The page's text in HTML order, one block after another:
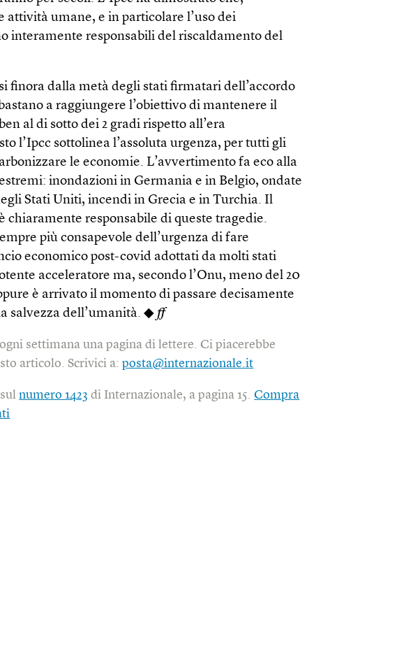
attività umane, e in particolare l’uso dei
interamente responsabili del riscaldamento del
finora dalla metà degli stati firmatari dell’accordo
a raggiungere l’obiettivo di mantenere il
al di sotto dei 2 gradi rispetto all’era
l’Ipcc sottolinea l’assoluta urgenza, per tutti gli
le economie. L’avvertimento fa eco alla
inondazioni in Germania e in Belgio, ondate
Stati Uniti, incendi in Grecia e in Turchia. Il
chiaramente responsabile di queste tragedie.
più consapevole dell’urgenza di fare
economico post-covid adottati da molti stati
acceleratore ma, secondo l’Onu, meno del 20
è arrivato il momento di passare decisamente
salvezza dell’umanità. ◆ ff
settimana una pagina di lettere. Ci piacerebbe
articolo. Scrivici a:posta@internazionale.it
sulnumero 1423 di Internazionale, a pagina 15.Compra